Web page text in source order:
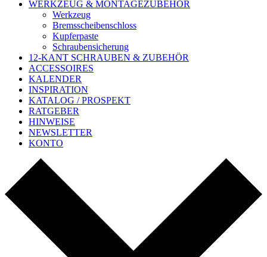
WERKZEUG & MONTAGEZUBEHÖR
Werkzeug
Bremsscheibenschloss
Kupferpaste
Schraubensicherung
12-KANT SCHRAUBEN & ZUBEHÖR
ACCESSOIRES
KALENDER
INSPIRATION
KATALOG / PROSPEKT
RATGEBER
HINWEISE
NEWSLETTER
KONTO